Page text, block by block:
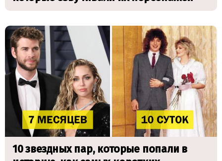
10 звездных пар, которые попали в